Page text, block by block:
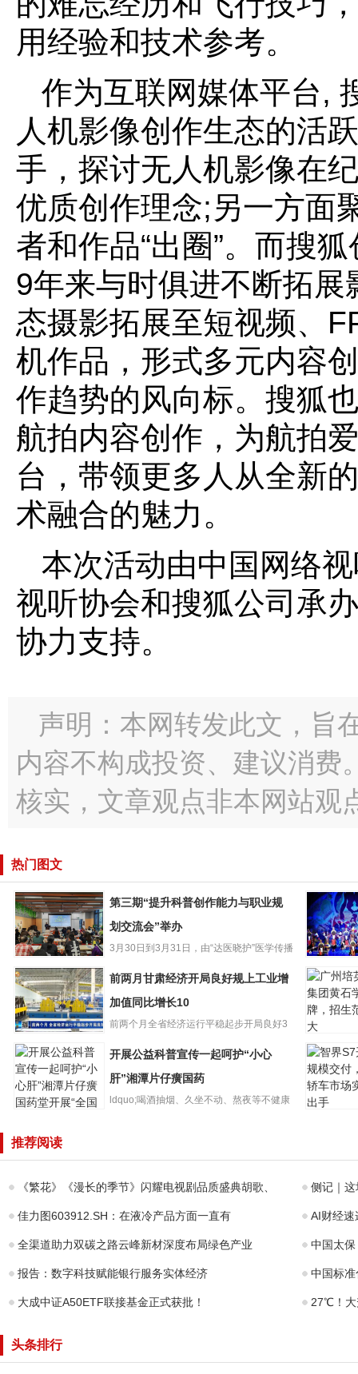
用经验和技术参考。
作为互联网媒体平台,
人机影像创作生态的活
手，探讨无人机影像在
优质创作理念;另一方面
者和作品“出圈”。而搜
9年来与时俱进不断拓
态摄影拓展至短视频、
机作品，形式多元内容
作趋势的风向标。搜狐
航拍内容创作，为航拍
台，带领更多人从全新
术融合的魅力。
本次活动由中国网络
视听协会和搜狐公司承
协力支持。
声明：本网转发此文，旨
内容不构成投资、建议消费
核实，文章观点非本网站观
热门图文
第三期“提升科普
创作能力与职业
规划交流会”举办
第三期“提升科普创作能力与职业规
划交流会”举办
3月30日到3月31日，由“达医晓护”医学传播
再听折子
肃省13个
选国家级
前两月甘肃经济
开局良好规上工
业增加值同比增
长10
前两月甘肃经济开局良好规上工业增
加值同比增长10
前两个月全省经济运行平稳起步开局良好3
广州培英
团黄石学
牌，招生
大
开展公益科普宣
传一起呵护“小心
药
开展公益科普宣传一起呵护“小心
肝”湘潭片仔癀国药
ldquo;喝酒抽烟、久坐不动、熬夜等不健康
推荐阅读
《繁花》《漫长的季节》闪耀电视剧品质盛典胡歌、 侧记｜这
佳力图603912.SH：在液冷产品方面一直有 AI财经速
全渠道助力双碳之路云峰新材深度布局绿色产业 中国太
报告：数字科技赋能银行服务实体经济 中国标
大成中证A50ETF联接基金正式获批！ 27℃！大
头条排行